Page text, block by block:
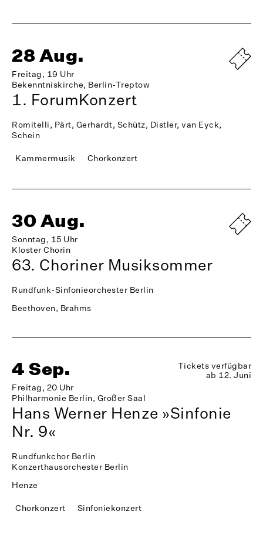
28 Aug.
Freitag, 19 Uhr
Bekenntniskirche, Berlin-Treptow
1. ForumKonzert
Romitelli, Pärt, Gerhardt, Schütz, Distler, van Eyck,
Schein
Kammermusik Chorkonzert
30 Aug.
Sonntag, 15 Uhr
Kloster Chorin
63. Choriner Musiksommer
Rundfunk-Sinfonieorchester Berlin
Beethoven, Brahms
4 Sep.
Freitag, 20 Uhr
Philharmonie Berlin, Großer Saal
Tickets verfügbar
ab 12. Juni
Hans Werner Henze »Sinfonie
Nr. 9«
Rundfunkchor Berlin
Konzerthausorchester Berlin
Henze
Chorkonzert Sinfoniekonzert